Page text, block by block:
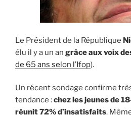
Le Président de la République
élu il y a un an grâce aux voix
de 65 ans selon l’Ifop).
Un récent sondage confirme
tendance :chez les jeunes de
réunit 72% d’insatisfaits.